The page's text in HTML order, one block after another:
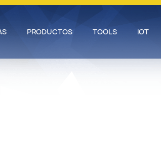
PRODUCTOS TOOLS IOT